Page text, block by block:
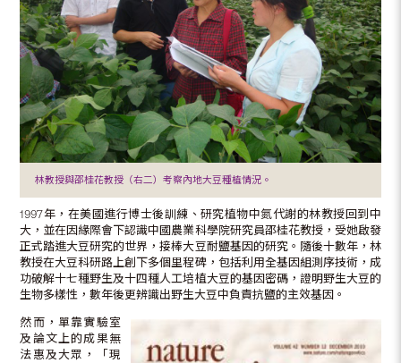
林教授與邵桂花教授（右二）考察內地大豆種植情況。
1997年，在美國進行博士後訓練、研究植物中氮代謝的林教授回到中
大，並在因緣際會下認識中國農業科學院研究員邵桂花教授，受她啟發
正式踏進大豆研究的世界，接棒大豆耐鹽基因的研究。隨後十數年，林
教授在大豆科研路上創下多個里程碑，包括利用全基因組測序技術，成
功破解十七種野生及十四種人工培植大豆的基因密碼，證明野生大豆的
生物多樣性，數年後更辨識出野生大豆中負責抗鹽的主效基因。
然而，單靠實驗室
及論文上的成果無
法惠及大眾，「現